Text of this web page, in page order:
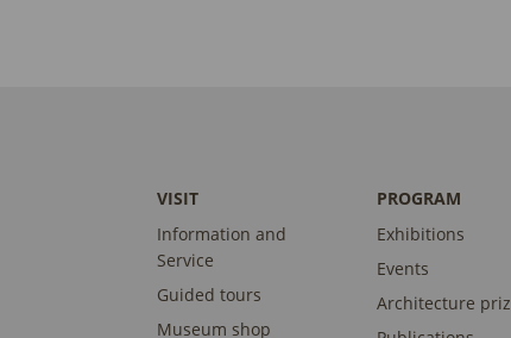
VISIT
Information and
Service
Guided tours
Museum shop
PROGRAM
Exhibitions
Events
Architecture